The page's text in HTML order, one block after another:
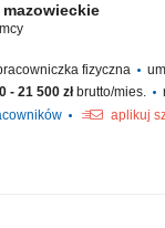
mazowieckie
fizyczna
- 21 500 złbrutto/mies.
aplikuj